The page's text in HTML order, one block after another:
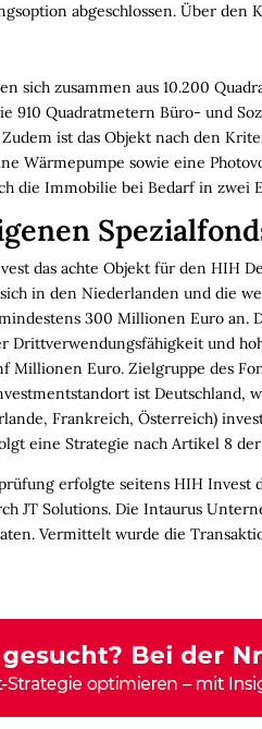
abgeschlossen. Über den
sich zusammen aus 10.200
910 Quadratmetern Büro- und
ist das Objekt nach den
Wärmepumpe sowie eine
die Immobilie bei Bedarf in zwei
das achte Objekt für den HIH
in den Niederlanden und die
300 Millionen Euro an.
und
Millionen Euro. Zielgruppe des
ist Deutschland,
Frankreich, Österreich)
eine Strategie nach Artikel 8
erfolgte seitens HIH Invest
JT Solutions. Die Intaurus
Vermittelt wurde die